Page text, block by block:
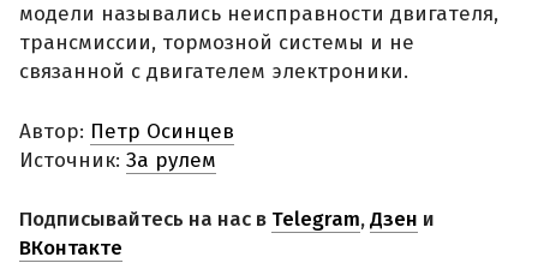
модели назывались неисправности двигателя,
трансмиссии, тормозной системы и не
связанной с двигателем электроники.
Автор: Петр Осинцев
Источник: За рулем
Подписывайтесь на нас в Telegram,Дзен и
ВКонтакте